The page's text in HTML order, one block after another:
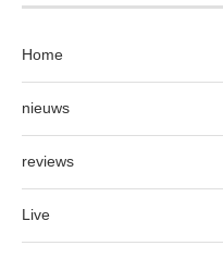
Home
nieuws
reviews
Live